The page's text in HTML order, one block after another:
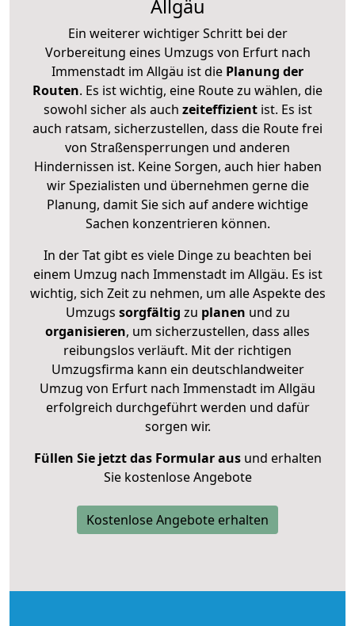
Allgäu
Ein weiterer wichtiger Schritt bei der
Vorbereitung eines Umzugs von Erfurt nach
Immenstadt im Allgäu ist die Planung der
Routen. Es ist wichtig, eine Route zu wählen, die
sowohl sicher als auch zeiteffizientist. Es ist
auch ratsam, sicherzustellen, dass die Route frei
von Straßensperrungen und anderen
Hindernissen ist. Keine Sorgen, auch hier haben
wir Spezialisten und übernehmen gerne die
Planung, damit Sie sich auf andere wichtige
Sachen konzentrieren können.
In der Tat gibt es viele Dinge zu beachten bei
einem Umzug nach Immenstadt im Allgäu. Es ist
wichtig, sich Zeit zu nehmen, um alle Aspekte des
Umzugs sorgfältig zu planen und zu
organisieren, um sicherzustellen, dass alles
reibungslos verläuft. Mit der richtigen
Umzugsfirma kann ein deutschlandweiter
Umzug von Erfurt nach Immenstadt im Allgäu
erfolgreich durchgeführt werden und dafür
sorgen wir.
Füllen Sie jetzt das Formular ausund erhalten
Sie kostenlose Angebote
Kostenlose Angebote erhalten